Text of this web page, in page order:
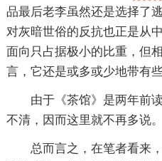
品最后老李虽然还是选择了
对灰暗世俗的反抗也正是从
面向只占据极小的比重，但
言，它还是或多或少地带有些
由于《茶馆》是两年前
不清，因而这里就不再多说。
总而言之，在笔者看来